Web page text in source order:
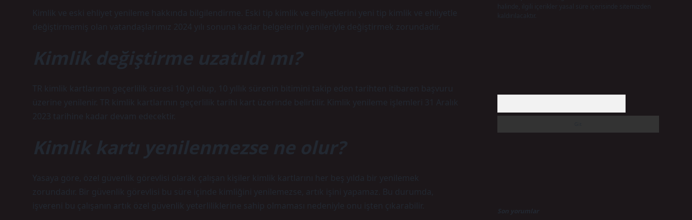
Kimlik ve eski ehliyet yenileme hakkında bilgilendirme. Eski tip kimlik ve ehliyetlerini yeni tip kimlik ve ehliyetle
değiştirmemiş olan vatandaşlarımız 2024 yılı sonuna kadar belgelerini yenileriyle değiştirmek zorundadır.
Kimlik değiştirme uzatıldı mı?
TR kimlik kartlarının geçerlilik süresi 10 yıl olup, 10 yıllık sürenin bitimini takip eden tarihten itibaren başvuru
üzerine yenilenir. TR kimlik kartlarının geçerlilik tarihi kart üzerinde belirtilir. Kimlik yenileme işlemleri 31 Aralık
2023 tarihine kadar devam edecektir.
Kimlik kartı yenilenmezse ne olur?
Yasaya göre, özel güvenlik görevlisi olarak çalışan kişiler kimlik kartlarını her beş yılda bir yenilemek
zorundadır. Bir güvenlik görevlisi bu süre içinde kimliğini yenilemezse, artık işini yapamaz. Bu durumda,
işvereni bu çalışanın artık özel güvenlik yeterliliklerine sahip olmaması nedeniyle onu işten çıkarabilir.
halinde, ilgili içerikler yasal süre içerisinde sitemizden
Son yorumlar